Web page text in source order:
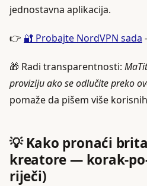
jednostavna aplikacija.
👉 🔐 Probajte NordVPN sada
🎁 Radi transparentnosti:
proviziju ako se odlučite preko
pomaže da pišem više
💡 Kako pronaći
kreatore — korak-
riječi)